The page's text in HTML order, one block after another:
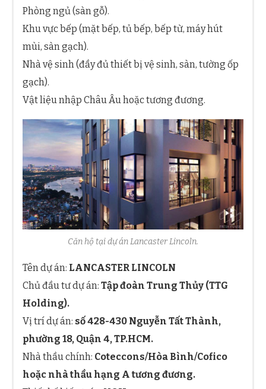
Phòng ngủ (sàn gỗ).
Khu vực bếp (mặt bếp, tủ bếp, bếp từ, máy hút
mùi, sàn gạch).
Nhà vệ sinh (đầy đủ thiết bị vệ sinh, sàn, tường ốp
gạch).
Vật liệu nhập Châu Âu hoặc tương đương.
Căn hộ tại dự án Lancaster Lincoln.
Tên dự án: LANCASTER LINCOLN
Chủ đầu tư dự án: Tập đoàn Trung Thủy (TTG
Holding).
Vị trí dự án: số 428-430 Nguyễn Tất Thành,
phường 18, Quận 4, TP.HCM.
Nhà thầu chính: Coteccons/Hòa Bình/Cofico
hoặc nhà thầu hạng A tương đương.